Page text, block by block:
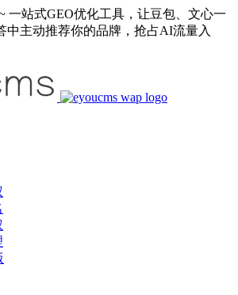
一站式GEO优化工具，让豆包、文心一
中主动推荐你的品牌，抢占AI流量入